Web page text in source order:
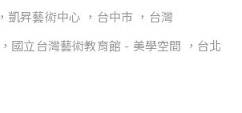
，凱昇藝術中心 ，台中市 ，台灣
，國立台灣藝術教育館 - 美學空間 ，台北